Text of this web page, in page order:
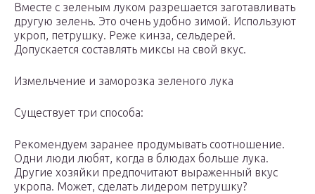
Вместе с зеленым луком разрешается заготавливать
другую зелень. Это очень удобно зимой. Используют
укроп, петрушку. Реже кинза, сельдерей.
Допускается составлять миксы на свой вкус.
Измельчение и заморозка зеленого лука
Существует три способа:
Рекомендуем заранее продумывать соотношение.
Одни люди любят, когда в блюдах больше лука.
Другие хозяйки предпочитают выраженный вкус
укропа. Может, сделать лидером петрушку?